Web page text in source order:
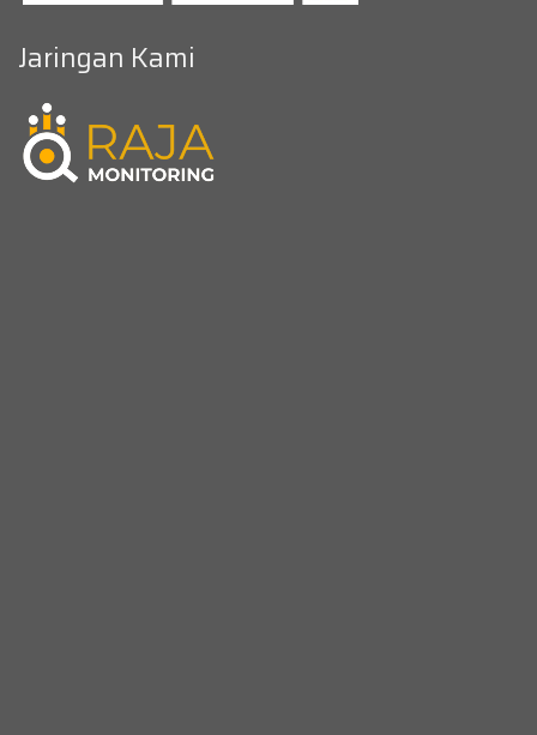
Jaringan Kami